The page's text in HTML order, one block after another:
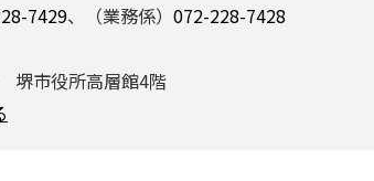
7429、（業務係） 072-228-7428
市役所高層館4階